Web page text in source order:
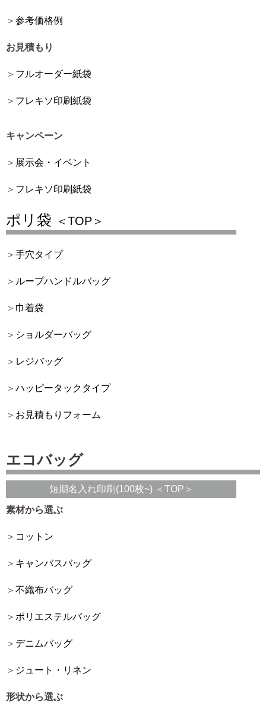
参考価格例
お見積もり
フルオーダー紙袋
フレキソ印刷紙袋
キャンペーン
展示会・イベント
フレキソ印刷紙袋
ポリ袋 ＜TOP＞
手穴タイプ
ループハンドルバッグ
巾着袋
ショルダーバッグ
レジバッグ
ハッピータックタイプ
お見積もりフォーム
エコバッグ
短期名入れ印刷(100枚~) ＜TOP＞
素材から選ぶ
コットン
キャンバスバッグ
不織布バッグ
ポリエステルバッグ
デニムバッグ
ジュート・リネン
形状から選ぶ